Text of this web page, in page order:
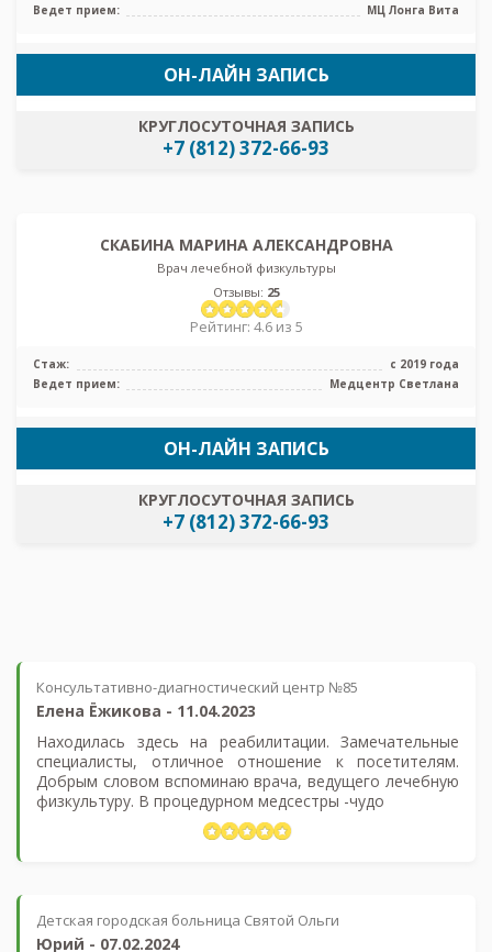
Ведет прием:
МЦ Лонга Вита
ОН-ЛАЙН ЗАПИСЬ
КРУГЛОСУТОЧНАЯ ЗАПИСЬ
+7 (812) 372-66-93
СКАБИНА МАРИНА АЛЕКСАНДРОВНА
Врач лечебной физкультуры
Отзывы: 25
Рейтинг: 4.6 из 5
Стаж:
с 2019 года
Ведет прием:
Медцентр Светлана
ОН-ЛАЙН ЗАПИСЬ
КРУГЛОСУТОЧНАЯ ЗАПИСЬ
+7 (812) 372-66-93
Консультативно-диагностический центр №85
Елена Ёжикова - 11.04.2023
Находилась здесь на реабилитации. Замечательные
специалисты, отличное отношение к посетителям.
Добрым словом вспоминаю врача, ведущего лечебную
физкультуру. В процедурном медсестры -чудо
Детская городская больница Святой Ольги
Юрий - 07.02.2024